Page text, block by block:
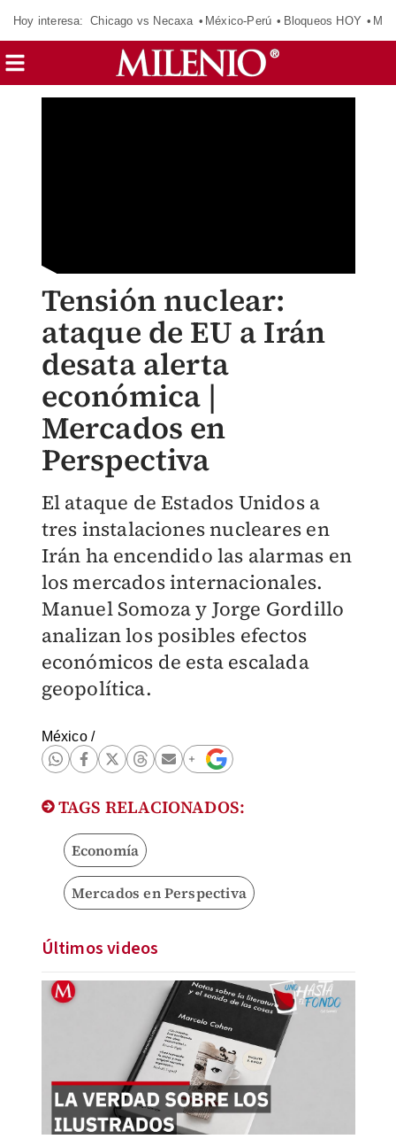
Hoy interesa: Chicago vs Necaxa México-Perú Bloqueos HOY
Tensión nuclear:
ataque de EU a Irán
desata alerta
económica |
Mercados en
Perspectiva
El ataque de Estados Unidos a
tres instalaciones nucleares en
Irán ha encendido las alarmas en
los mercados internacionales.
Manuel Somoza y Jorge Gordillo
analizan los posibles efectos
económicos de esta escalada
geopolítica.
México/
TAGS RELACIONADOS:
Economía
Mercados en Perspectiva
Últimos videos